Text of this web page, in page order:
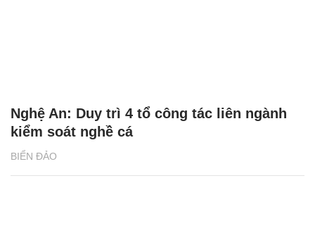
BIỂN ĐẢO
Nghệ An: Duy trì 4 tổ công tác liên ngành
kiểm soát nghề cá